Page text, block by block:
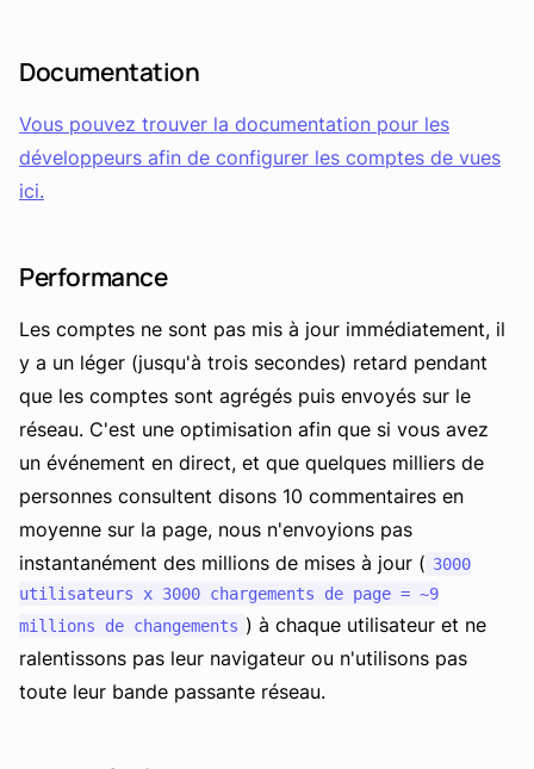
Documentation
Vous pouvez trouver la documentation pour les
développeurs afin de configurer les comptes de vues
ici.
Performance
Les comptes ne sont pas mis à jour immédiatement, il
y a un léger (jusqu'à trois secondes) retard pendant
que les comptes sont agrégés puis envoyés sur le
réseau. C'est une optimisation afin que si vous avez
un événement en direct, et que quelques milliers de
personnes consultent disons 10 commentaires en
moyenne sur la page, nous n'envoyions pas
instantanément des millions de mises à jour ( 3000
utilisateurs x 3000 chargements de page = ~9
millions de changements ) à chaque utilisateur et ne
ralentissons pas leur navigateur ou n'utilisons pas
toute leur bande passante réseau.